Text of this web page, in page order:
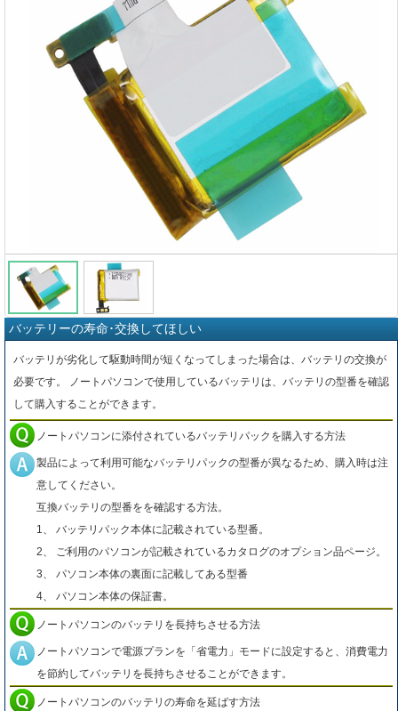
バッテリーの寿命･交換してほしい
バッテリが劣化して駆動時間が短くなってしまった場合は、バッテリの交換が
必要です。 ノートパソコンで使用しているバッテリは、バッテリの型番を確認
して購入することができます。
ノートパソコンに添付されているバッテリパックを購入する方法
製品によって利用可能なバッテリパックの型番が異なるため、購入時は注
意してください。
互換バッテリの型番をを確認する方法。
1、 バッテリパック本体に記載されている型番。
2、 ご利用のパソコンが記載されているカタログのオプション品ページ。
3、 パソコン本体の裏面に記載してある型番
4、 パソコン本体の保証書。
ノートパソコンのバッテリを長持ちさせる方法
ノートパソコンで電源プランを「省電力」モードに設定すると、消費電力
を節約してバッテリを長持ちさせることができます。
ノートパソコンのバッテリの寿命を延ばす方法